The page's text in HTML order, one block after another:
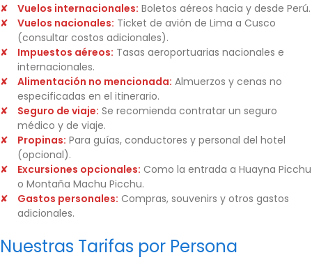
Vuelos internacionales: Boletos aéreos hacia y desde Perú.
Vuelos nacionales: Ticket de avión de Lima a Cusco
(consultar costos adicionales).
Impuestos aéreos: Tasas aeroportuarias nacionales e
internacionales.
Alimentación no mencionada: Almuerzos y cenas no
especificadas en el itinerario.
Seguro de viaje: Se recomienda contratar un seguro
médico y de viaje.
Propinas: Para guías, conductores y personal del hotel
(opcional).
Excursiones opcionales: Como la entrada a Huayna Picchu
o Montaña Machu Picchu.
Gastos personales: Compras, souvenirs y otros gastos
adicionales.
Nuestras Tarifas por Persona